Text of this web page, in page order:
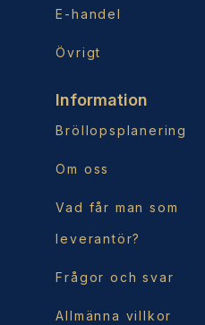
E-handel
Övrigt
Information
Bröllopsplanering
Om oss
Vad får man som
leverantör?
Frågor och svar
Allmänna villkor